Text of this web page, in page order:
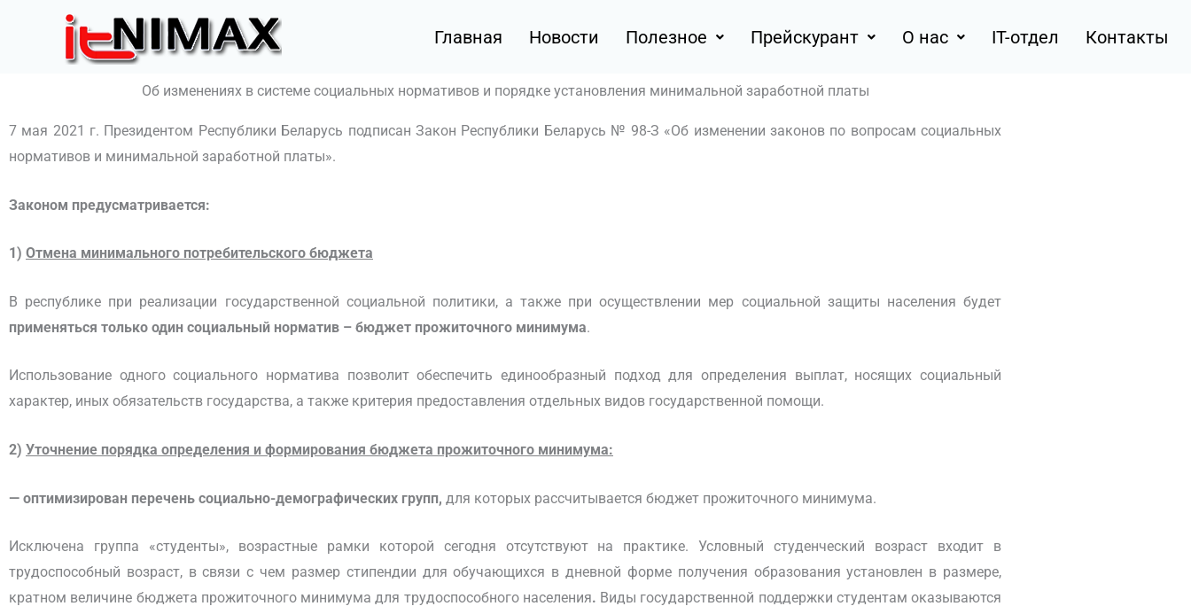
содержимому
Главная Новости Полезное Прейскурант О нас IT-отдел Контакты
Об изменениях в системе социальных нормативов и порядке установления минимальной заработной платы
7 мая 2021 г. Президентом Республики Беларусь подписан Закон Республики Беларусь № 98-З «Об изменении законов по вопросам социальных
нормативов и минимальной заработной платы».
Законом предусматривается:
1) Отмена минимального потребительского бюджета
В республике при реализации государственной социальной политики, а также при осуществлении мер социальной защиты населения будет
применяться только один социальный норматив – бюджет прожиточного минимума.
Использование одного социального норматива позволит обеспечить единообразный подход для определения выплат, носящих социальный
характер, иных обязательств государства, а также критерия предоставления отдельных видов государственной помощи.
2) Уточнение порядка определения и формирования бюджета прожиточного минимума:
— оптимизирован перечень социально-демографических групп, для которых рассчитывается бюджет прожиточного минимума.
Исключена группа «студенты», возрастные рамки которой сегодня отсутствуют на практике. Условный студенческий возраст входит в
трудоспособный возраст, в связи с чем размер стипендии для обучающихся в дневной форме получения образования установлен в размере,
кратном величине бюджета прожиточного минимума для трудоспособного населения. Виды государственной поддержки студентам оказываются